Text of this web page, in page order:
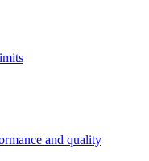
and quality